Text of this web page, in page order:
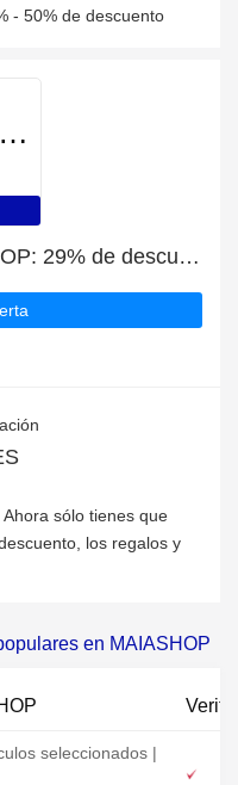
- 50% de descuento
Ahorro diario para MAIASHOP: 29% de descuento, regalos y más
sólo tienes que
los regalos y
en MAIASHOP
seleccionados |